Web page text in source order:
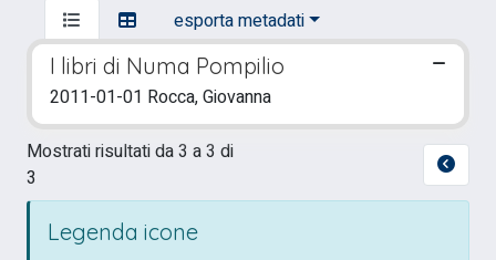
esporta metadati
I libri di Numa Pompilio
2011-01-01 Rocca, Giovanna
Mostrati risultati da 3 a 3 di
3
Legenda icone